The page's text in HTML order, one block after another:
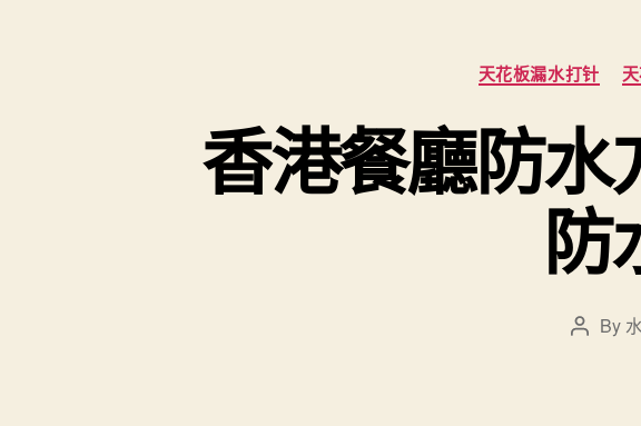
天花板漏水打针
香港餐廳防水
防
Post
By